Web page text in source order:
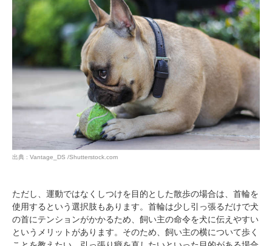
出典 : Vantage_DS /Shutterstock.com
ただし、運動ではなくしつけを目的とした散歩の場合は、首輪を
使用するという選択肢もあります。首輪は少し引っ張るだけで犬
の首にテンションがかかるため、飼い主の命令を犬に伝えやすい
というメリットがあります。そのため、飼い主の横について歩く